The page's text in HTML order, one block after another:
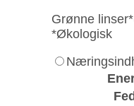
Grønne
*Økologisk